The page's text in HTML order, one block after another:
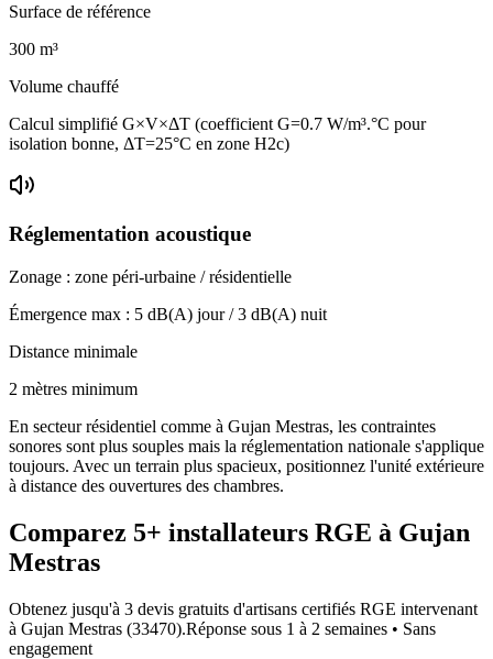
Surface de référence
300 m³
Volume chauffé
Calcul simplifié G×V×ΔT (coefficient G=0.7 W/m³.°C pour
isolation bonne, ΔT=25°C en zone H2c)
Réglementation acoustique
Zonage : zone péri-urbaine / résidentielle
Émergence max : 5 dB(A) jour /3 dB(A) nuit
Distance minimale
2 mètres minimum
En secteur résidentiel comme à Gujan Mestras, les contraintes
sonores sont plus souples mais la réglementation nationale s'applique
toujours. Avec un terrain plus spacieux, positionnez l'unité extérieure
à distance des ouvertures des chambres.
Comparez 5+ installateurs RGE à Gujan
Mestras
Obtenez jusqu'à 3 devis gratuits d'artisans certifiés RGE intervenant
à Gujan Mestras (33470).Réponse sous 1 à 2 semaines • Sans
engagement